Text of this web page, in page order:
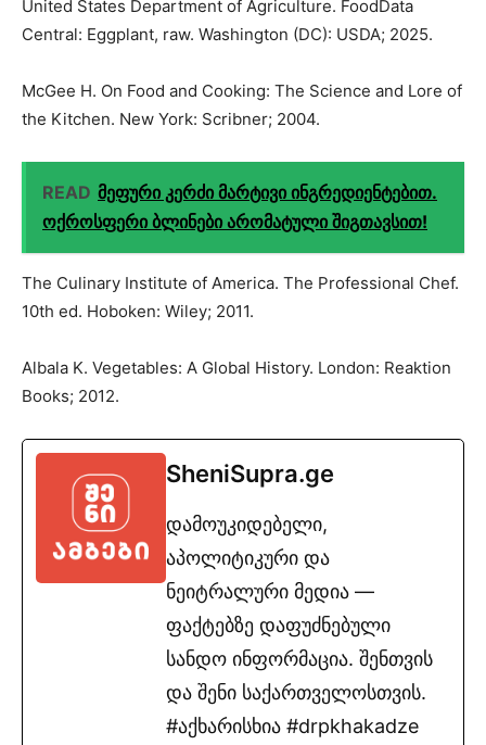
United States Department of Agriculture. FoodData
Central: Eggplant, raw. Washington (DC): USDA; 2025.
McGee H. On Food and Cooking: The Science and Lore of
the Kitchen. New York: Scribner; 2004.
READ მეფური კერძი მარტივი ინგრედიენტებით.
ოქროსფერი ბლინები არომატული შიგთავსით!
The Culinary Institute of America. The Professional Chef.
10th ed. Hoboken: Wiley; 2011.
Albala K. Vegetables: A Global History. London: Reaktion
Books; 2012.
SheniSupra.ge
დამოუკიდებელი,
აპოლიტიკური და
ნეიტრალური მედია —
ფაქტებზე დაფუძნებული
სანდო ინფორმაცია. შენთვის
და შენი საქართველოსთვის.
#აქხარისხია #drpkhakadze